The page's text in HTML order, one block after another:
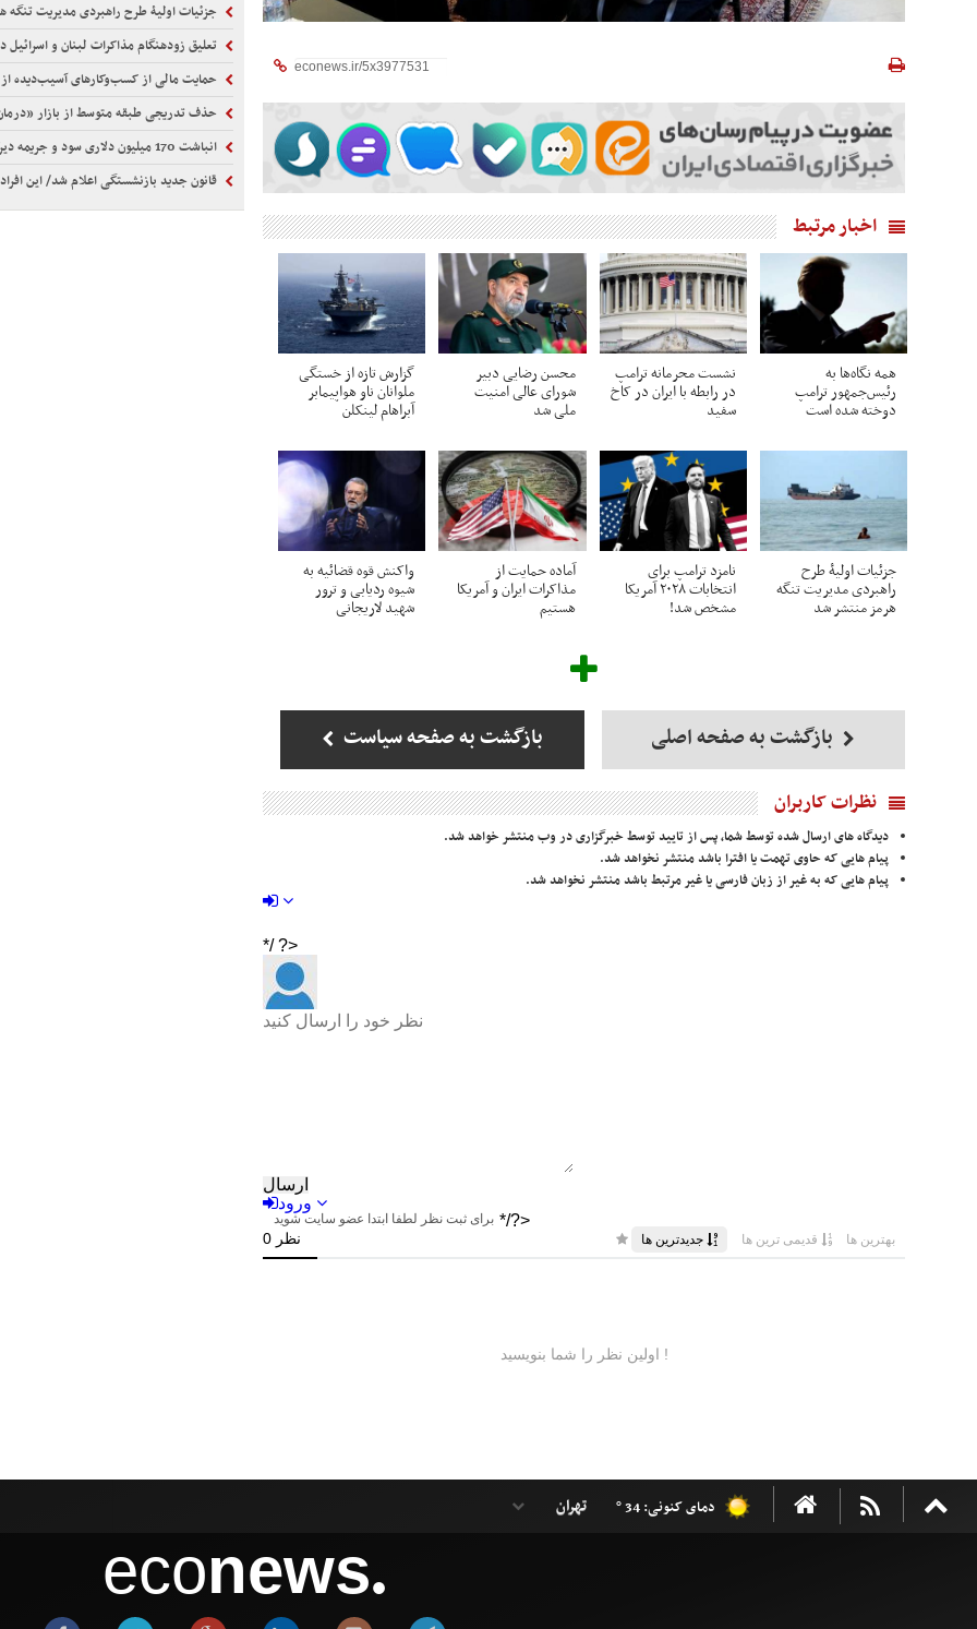
اخبار مرتبط
همه نگاه‌ها به
رئیس‌جمهور ترامپ
دوخته شده است
نشست محرمانه ترامپ
در رابطه با ایران در کاخ
سفید
محسن رضایی دبیر
شورای عالی امنیت
ملی شد
گزارش تازه از خستگی
ملوانان ناو هواپیمابر
آبراهام لینکلن
جزئیات اولیۀ طرح
راهبردی مدیریت تنگه
هرمز منتشر شد
نامزد ترامپ برای
انتخابات ۲۰۲۸ آمریکا
مشخص شد!
آماده حمایت از
مذاکرات ایران و آمریکا
هستیم
واکنش قوه قضائیه به
شیوه ردیابی و ترور
شهید لاریجانی
بازگشت به صفحه اصلی بازگشت به صفحه سیاست
نظرات کاربران
دیدگاه های ارسال شده توسط شما، پس از تایید توسط خبرگزاری در وب منتشر خواهد شد.
پیام هایی که حاوی تهمت یا افترا باشد منتشر نخواهد شد.
پیام هایی که به غیر از زبان فارسی یا غیر مرتبط باشد منتشر نخواهد شد.
جزئیات اولیۀ طرح راهبردی مدیریت تنگه هرمز
تعلیق زودهنگام مذاکرات لبنان و اسرائیل
حمایت مالی از کسب‌وکارهای آسیب‌دیده
حذف تدریجی طبقه متوسط از بازار
انباشت 170 میلیون دلاری سود و جریمه دیرکرد ایران‌ایر
قانون جدید بازنشستگی اعلام شد/ این افراد باید 5 سال بیشتر
دمای کنونی: 34 °
econews●